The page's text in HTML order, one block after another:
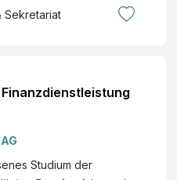
Sekretariat
Studium der